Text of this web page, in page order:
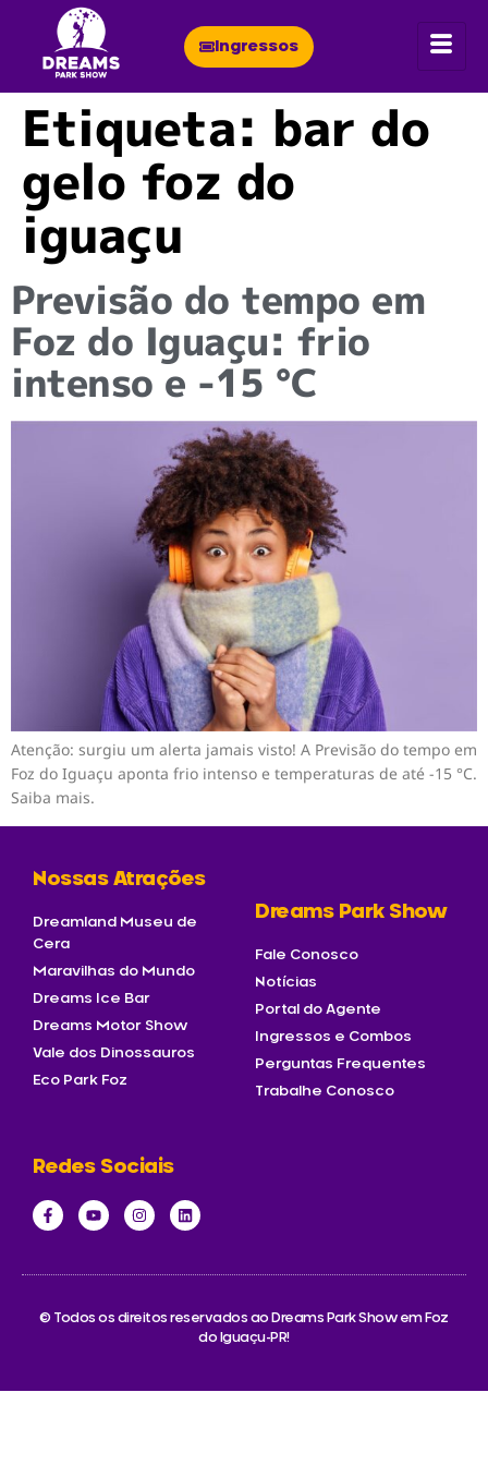
Ingressos
Etiqueta: bar do
gelo foz do
iguaçu
Previsão do tempo em
Foz do Iguaçu: frio
intenso e -15 °C
Atenção: surgiu um alerta jamais visto! A Previsão do tempo em
Foz do Iguaçu aponta frio intenso e temperaturas de até -15 °C.
Saiba mais.
Nossas Atrações
Dreamland Museu de
Cera
Maravilhas do Mundo
Dreams Ice Bar
Dreams Motor Show
Vale dos Dinossauros
Eco Park Foz
Dreams Park Show
Fale Conosco
Notícias
Portal do Agente
Ingressos e Combos
Perguntas Frequentes
Trabalhe Conosco
Redes Sociais
© Todos os direitos reservados ao Dreams Park Show em Foz
do Iguaçu-PR!